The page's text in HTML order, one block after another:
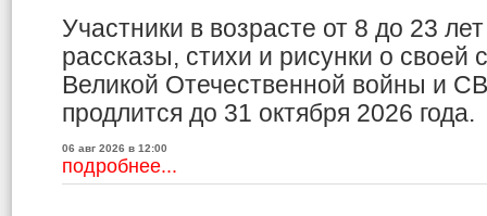
Участники в возрасте от 8 до 23
рассказы, стихи и рисунки о своей
Великой Отечественной войны и
продлится до 31 октября 2026 года.
06 авг 2026 в 12:00
подробнее...